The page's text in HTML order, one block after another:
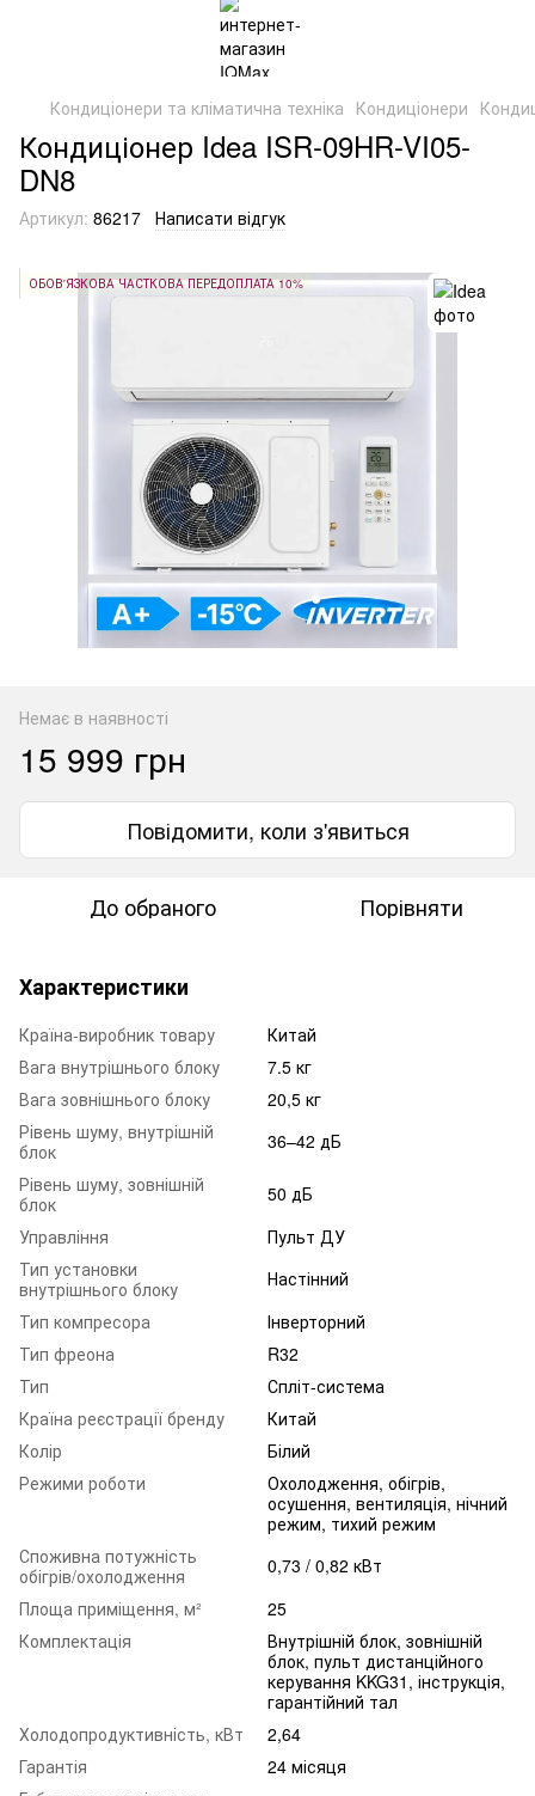
Кондиціонери та кліматична техніка Кондиціонери
Кондиціонер Idea ISR-09HR-VI05-
DN8
Артикул: 86217 Написати відгук
ОБОВ'ЯЗКОВА ЧАСТКОВА ПЕРЕДОПЛАТА 10%
Немає в наявності
15 999 грн
Повідомити, коли з'явиться
До обраного Порівняти
Характеристики
Країна-виробник товару
Китай
Вага внутрішнього блоку
7.5 кг
Вага зовнішнього блоку
20,5 кг
Рівень шуму, внутрішній
блок
36–42 дБ
Рівень шуму, зовнішній
блок
50 дБ
Управління
Пульт ДУ
Тип установки
внутрішнього блоку
Настінний
Тип компресора
Інверторний
Тип фреона
R32
Тип
Спліт-система
Країна реєстрації бренду
Китай
Колір
Білий
Режими роботи
Охолодження, обігрів,
осушення, вентиляція, нічний
режим, тихий режим
Споживна потужність
обігрів/охолодження
0,73 / 0,82 кВт
Площа приміщення, м²
25
Комплектація
Внутрішній блок, зовнішній
блок, пульт дистанційного
керування KKG31, інструкція,
гарантійний тал
Холодопродуктивність, кВт
2,64
Гарантія
24 місяця